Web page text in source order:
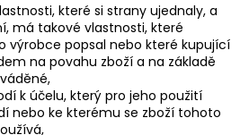
které si strany ujednaly, a
má takové vlastnosti, které
výrobce popsal nebo které kupující
na povahu zboží a na základě
k účelu, který pro jeho použití
nebo ke kterému se zboží tohoto